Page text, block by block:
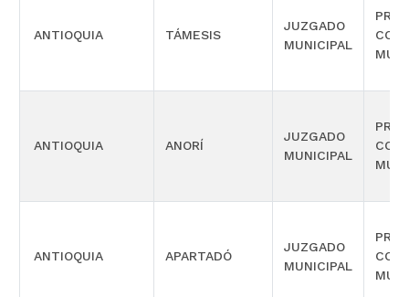
ANTIOQUIA TÁMESIS
JUZGADO
MUNICIPAL
ANTIOQUIA ANORÍ
JUZGADO
MUNICIPAL
ANTIOQUIA APARTADÓ
JUZGADO
MUNICIPAL